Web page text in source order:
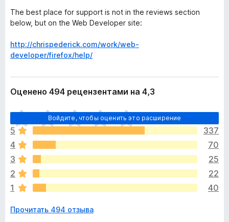
The best place for support is not in the reviews section
below, but on the Web Developer site:
http://chrispederick.com/work/web-
developer/firefox/help/
Оценено 494 рецензентами на 4,3
Войдите, чтобы оценить это расширение
О
ц
е
н
о
к
п
о
а
5
337
4
70
3
25
2
22
1
40
Прочитать 494 отзыва